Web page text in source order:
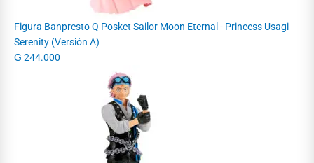
Figura Banpresto Q Posket Sailor Moon Eternal - Princess Usagi
Serenity (Versión A)
₲ 244.000